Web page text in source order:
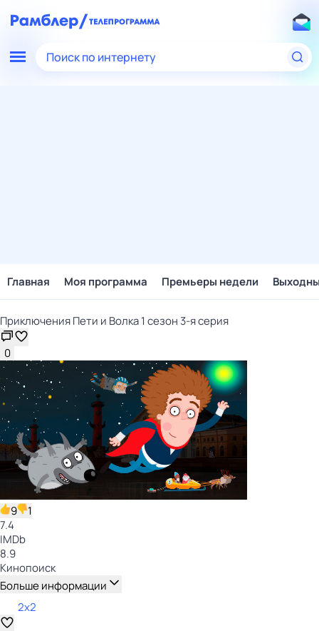
Поиск по интернету
Главная Моя программа Премьеры недели
Приключения Пети и Волка 1 сезон 3-я серия
0
9
1
7.4
IMDb
8.9
Кинопоиск
Больше информации
2x2